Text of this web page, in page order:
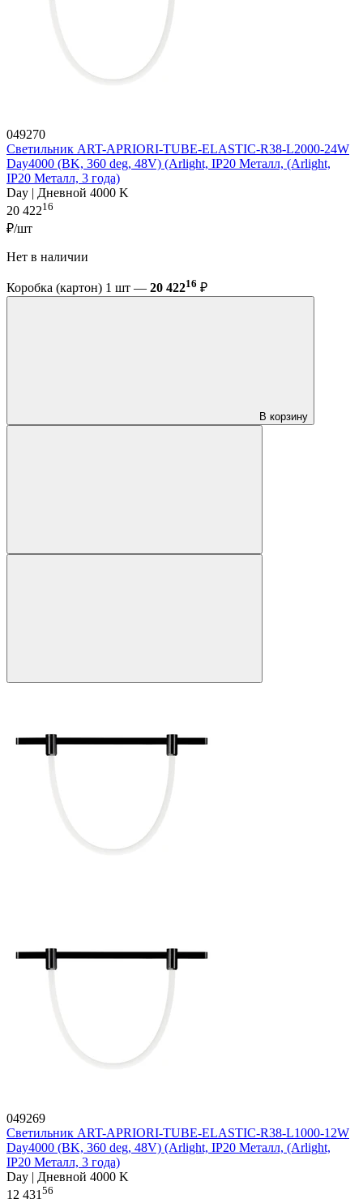
049270
Светильник ART-APRIORI-TUBE-ELASTIC-R38-L2000-24W
Day4000 (BK, 360 deg, 48V) (Arlight, IP20 Металл, (Arlight,
IP20 Металл, 3 года)
Day | Дневной 4000 K
20 42216
₽/шт
Нет в наличии
Коробка (картон) 1 шт — 20 42216 ₽
В корзину
049269
Светильник ART-APRIORI-TUBE-ELASTIC-R38-L1000-12W
Day4000 (BK, 360 deg, 48V) (Arlight, IP20 Металл, (Arlight,
IP20 Металл, 3 года)
Day | Дневной 4000 K
12 431 56